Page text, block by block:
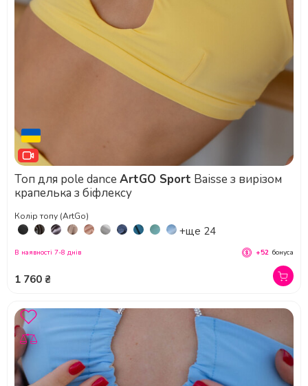
Топ для pole dance ArtGO Sport Baisse з вирізом
крапелька з біфлексу
Колір топу (ArtGo)
+ще 24
1 760 ₴
В наявності 7-8 днів +52 бонуса